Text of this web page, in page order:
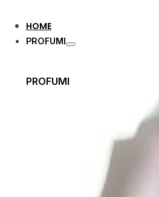
HOME
PROFUMI
PROFUMI